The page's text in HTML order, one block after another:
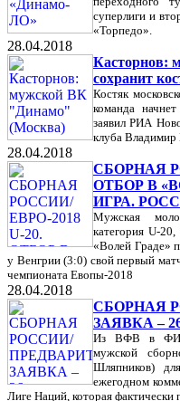
суперлиги и
«Торпедо».
28.04.2018
Касторнов:
сохранит
Костяк
команда
заявил РИА
клуба Владимир
28.04.2018
СБОРНАЯ
ОТБОР В
ИГРА.
Мужская
категория U-
«Волей Граде»
у Венгрии (3:0) свой первый
чемпионата Евопы-2018
28.04.2018
СБОРНАЯ
ЗАЯВКА –
Из ВФВ в ФИВБ
мужской
Шляпников)
ежегодном
Лиге Наций, которая